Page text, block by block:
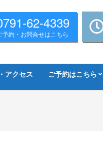
62-4339
予約・お問合せはこちら
アクセス ご予約はこちら